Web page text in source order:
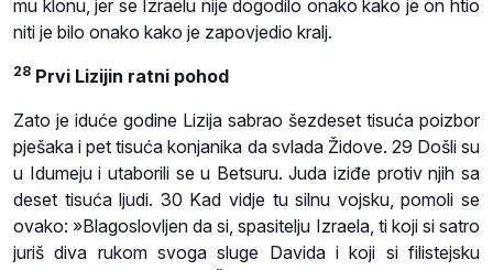
mu klonu, jer se Izraelu nije dogodilo onako kako je on htio
niti je bilo onako kako je zapovjedio kralj.
28 Prvi Lizijin ratni pohod
Zato je iduće godine Lizija sabrao šezdeset tisuća poizbor
pješaka i pet tisuća konjanika da svlada Židove. 29 Došli su
u Idumeju i utaborili se u Betsuru. Juda iziđe protiv njih sa
deset tisuća ljudi. 30 Kad vidje tu silnu vojsku, pomoli se
ovako: »Blagoslovljen da si, spasitelju Izraela, ti koji si satro
juriš diva rukom svoga sluge Davida i koji si filistejsku